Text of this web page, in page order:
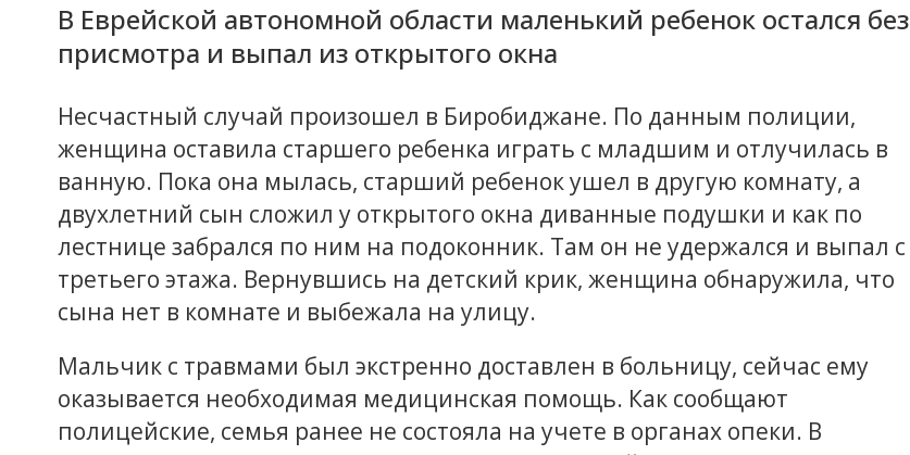
В Еврейской автономной области маленький ребенок остался без
присмотра и выпал из открытого окна
Несчастный случай произошел в Биробиджане. По данным полиции,
женщина оставила старшего ребенка играть с младшим и отлучилась в
ванную. Пока она мылась, старший ребенок ушел в другую комнату, а
двухлетний сын сложил у открытого окна диванные подушки и как по
лестнице забрался по ним на подоконник. Там он не удержался и выпал с
третьего этажа. Вернувшись на детский крик, женщина обнаружила, что
сына нет в комнате и выбежала на улицу.
Мальчик с травмами был экстренно доставлен в больницу, сейчас ему
оказывается необходимая медицинская помощь. Как сообщают
полицейские, семья ранее не состояла на учете в органах опеки. В